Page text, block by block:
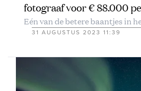
fotograaf voor € 88.000
Eén van de betere baantjes in
31 AUGUSTUS 2023 11:39